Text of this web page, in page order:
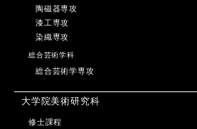
陶磁器専攻
漆工専攻
染織専攻
総合芸術学科
総合芸術学専攻
大学院美術研究科
修士課程